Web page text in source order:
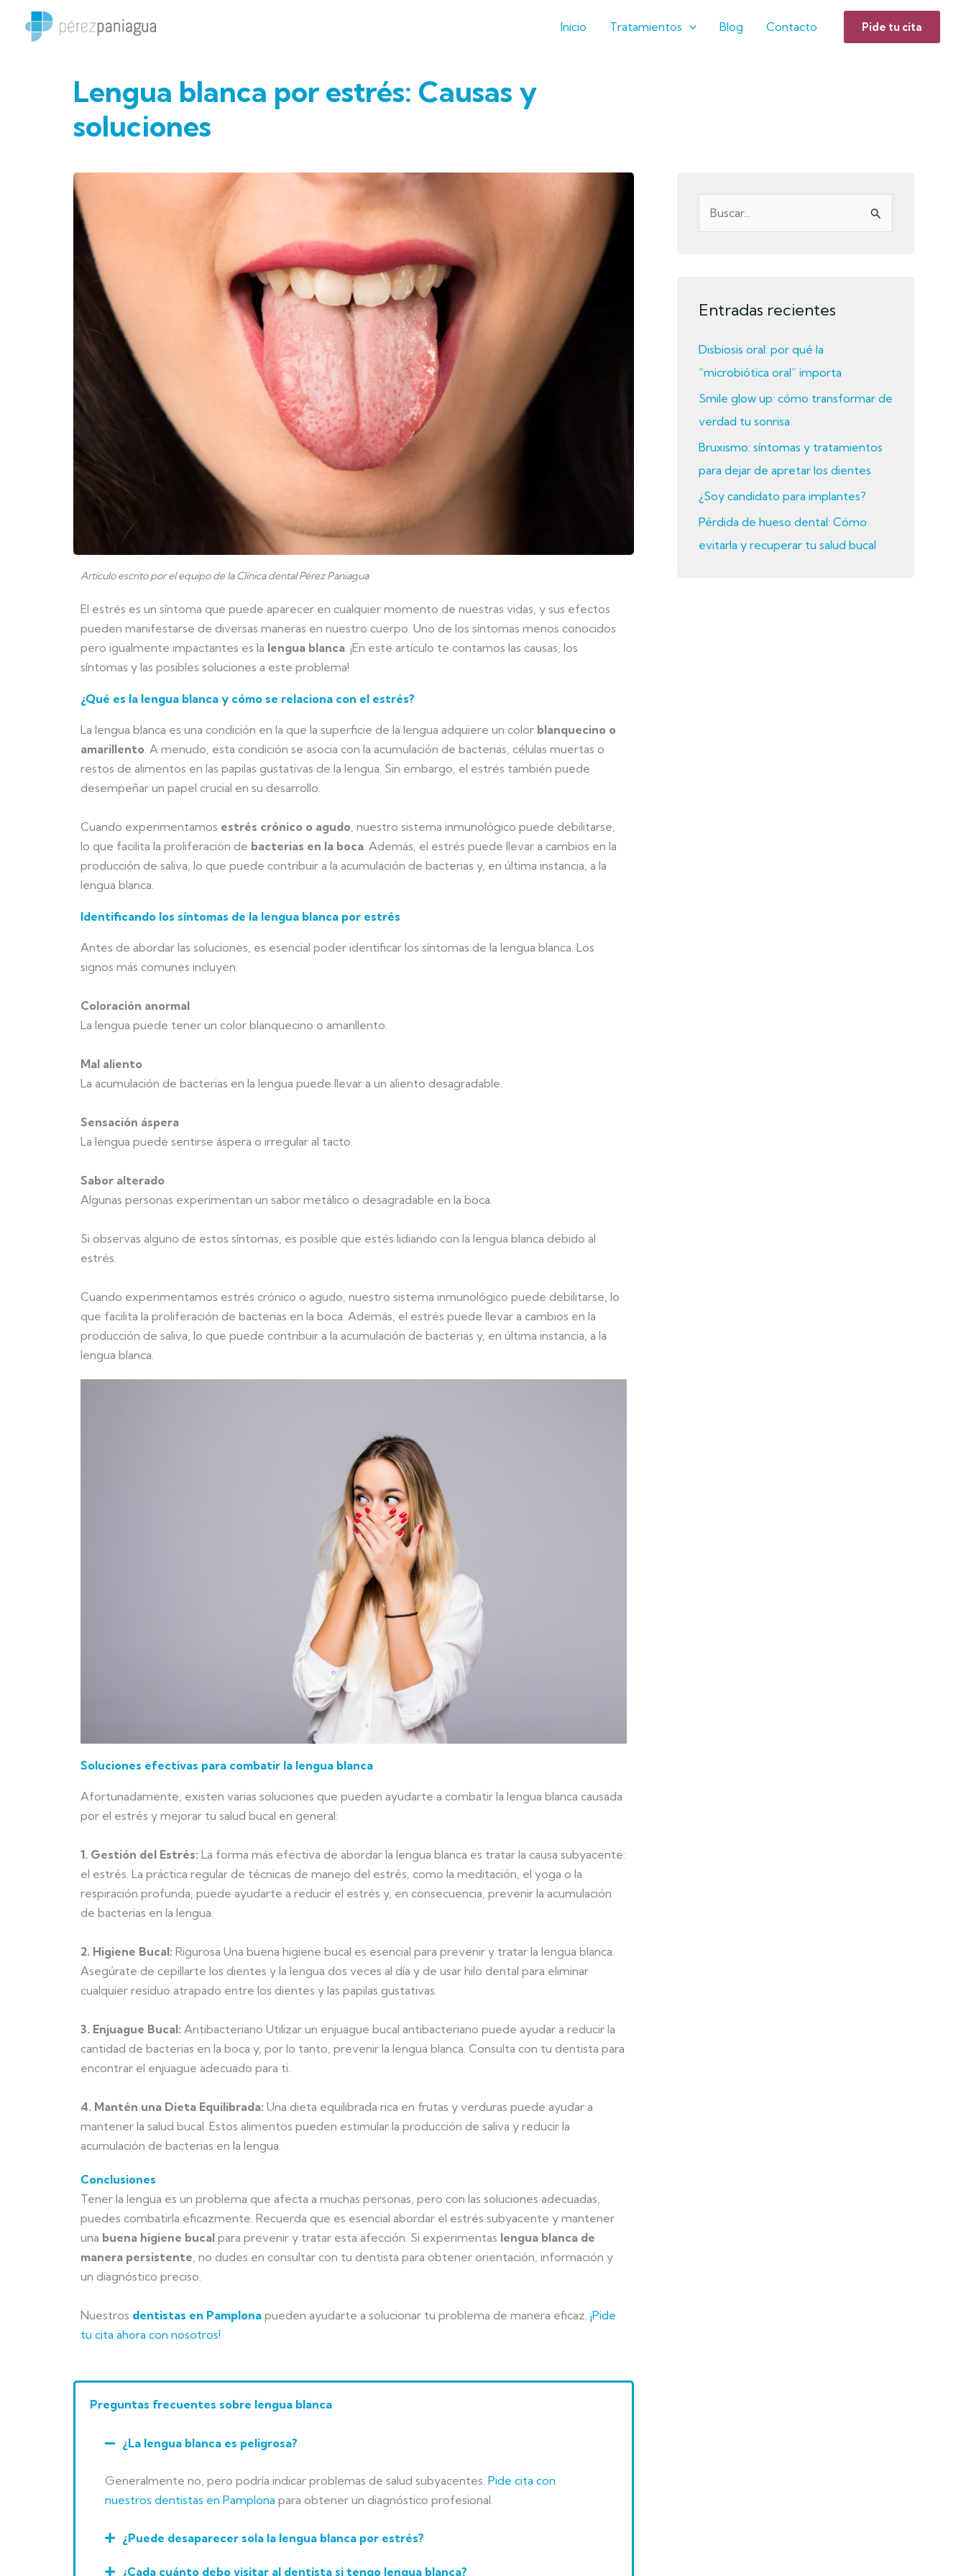
Inicio Tratamientos Blog Contacto Pide tu cita
Lengua blanca por estrés: Causas y
soluciones
Artículo escrito por el equipo de la Clínica dental Pérez Paniagua
El estrés es un síntoma que puede aparecer en cualquier momento de nuestras vidas, y sus efectos
pueden manifestarse de diversas maneras en nuestro cuerpo. Uno de los síntomas menos conocidos
pero igualmente impactantes es la lengua blanca . ¡En este artículo te contamos las causas, los
síntomas y las posibles soluciones a este problema!
¿Qué es la lengua blanca y cómo se relaciona con el estrés?
La lengua blanca es una condición en la que la superficie de la lengua adquiere un color blanquecino o
amarillento . A menudo, esta condición se asocia con la acumulación de bacterias, células muertas o
restos de alimentos en las papilas gustativas de la lengua. Sin embargo, el estrés también puede
desempeñar un papel crucial en su desarrollo.
Cuando experimentamos estrés crónico o agudo , nuestro sistema inmunológico puede debilitarse,
lo que facilita la proliferación de bacterias en la boca . Además, el estrés puede llevar a cambios en la
producción de saliva, lo que puede contribuir a la acumulación de bacterias y, en última instancia, a la
lengua blanca.
Identificando los síntomas de la lengua blanca por estrés
Antes de abordar las soluciones, es esencial poder identificar los síntomas de la lengua blanca. Los
signos más comunes incluyen:
Coloración anormal
La lengua puede tener un color blanquecino o amarillento.
Mal aliento
La acumulación de bacterias en la lengua puede llevar a un aliento desagradable.
Sensación áspera
La lengua puede sentirse áspera o irregular al tacto.
Sabor alterado
Algunas personas experimentan un sabor metálico o desagradable en la boca.
Si observas alguno de estos síntomas, es posible que estés lidiando con la lengua blanca debido al
estrés.
Cuando experimentamos estrés crónico o agudo, nuestro sistema inmunológico puede debilitarse, lo
que facilita la proliferación de bacterias en la boca. Además, el estrés puede llevar a cambios en la
producción de saliva, lo que puede contribuir a la acumulación de bacterias y, en última instancia, a la
lengua blanca.
Soluciones efectivas para combatir la lengua blanca
Afortunadamente, existen varias soluciones que pueden ayudarte a combatir la lengua blanca causada
por el estrés y mejorar tu salud bucal en general:
1. Gestión del Estrés: La forma más efectiva de abordar la lengua blanca es tratar la causa subyacente:
el estrés. La práctica regular de técnicas de manejo del estrés, como la meditación, el yoga o la
respiración profunda, puede ayudarte a reducir el estrés y, en consecuencia, prevenir la acumulación
de bacterias en la lengua.
2. Higiene Bucal: Rigurosa Una buena higiene bucal es esencial para prevenir y tratar la lengua blanca.
Asegúrate de cepillarte los dientes y la lengua dos veces al día y de usar hilo dental para eliminar
cualquier residuo atrapado entre los dientes y las papilas gustativas.
3. Enjuague Bucal: Antibacteriano Utilizar un enjuague bucal antibacteriano puede ayudar a reducir la
cantidad de bacterias en la boca y, por lo tanto, prevenir la lengua blanca. Consulta con tu dentista para
encontrar el enjuague adecuado para ti.
4. Mantén una Dieta Equilibrada: Una dieta equilibrada rica en frutas y verduras puede ayudar a
mantener la salud bucal. Estos alimentos pueden estimular la producción de saliva y reducir la
acumulación de bacterias en la lengua.
Conclusiones
Tener la lengua es un problema que afecta a muchas personas, pero con las soluciones adecuadas,
puedes combatirla eficazmente. Recuerda que es esencial abordar el estrés subyacente y mantener
una buena higiene bucal para prevenir y tratar esta afección. Si experimentas lengua blanca de
manera persistente , no dudes en consultar con tu dentista para obtener orientación, información y
un diagnóstico preciso.
Nuestros dentistas en Pamplona pueden ayudarte a solucionar tu problema de manera eficaz. ¡Pide
tu cita ahora con nosotros!
Preguntas frecuentes sobre lengua blanca
¿La lengua blanca es peligrosa?
Generalmente no, pero podría indicar problemas de salud subyacentes. Pide cita con
nuestros dentistas en Pamplona para obtener un diagnóstico profesional.
¿Puede desaparecer sola la lengua blanca por estrés?
¿Cada cuánto debo visitar al dentista si tengo lengua blanca?
a
p
o
r
:
Entradas recientes
Disbiosis oral: por qué la
“microbiótica oral” importa
Smile glow up: cómo transformar de
verdad tu sonrisa
Bruxismo: síntomas y tratamientos
para dejar de apretar los dientes
¿Soy candidato para implantes?
Pérdida de hueso dental: Cómo
evitarla y recuperar tu salud bucal